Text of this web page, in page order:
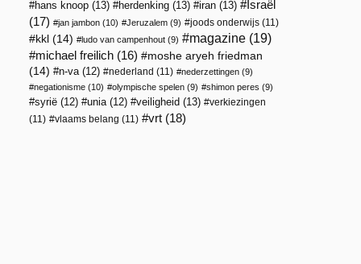
hans knoop (13) herdenking (13) iran (13)
Israël
(17)
jan jambon (10) Jeruzalem (9) joods onderwijs (11)
kkl (14) ludo van campenhout (9) magazine (19)
michael freilich (16)
moshe aryeh friedman
(14)
n-va(12) nederland (11) nederzettingen (9)
negationisme (10) olympische spelen (9) shimon peres (9)
syrië (12) unia(12) veiligheid (13)
verkiezingen
(11)
vlaams belang (11) vrt (18)